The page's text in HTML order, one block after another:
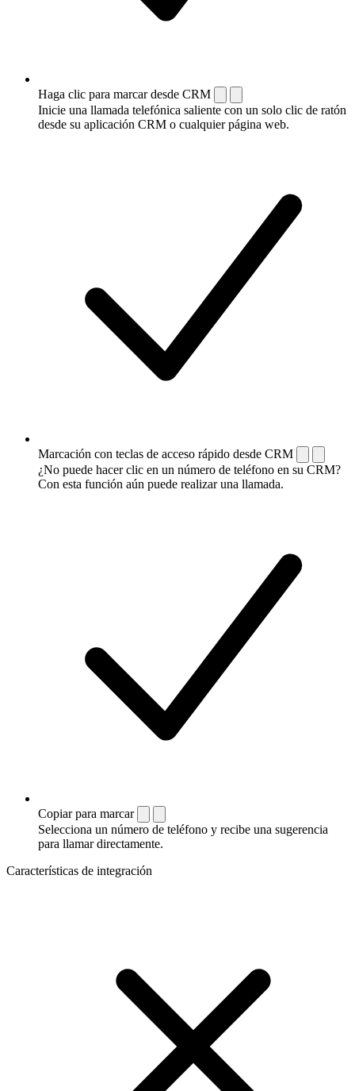
Haga clic para marcar desde CRM
Inicie una llamada telefónica saliente con un solo clic de ratón
desde su aplicación CRM o cualquier página web.
Marcación con teclas de acceso rápido desde CRM
¿No puede hacer clic en un número de teléfono en su CRM?
Con esta función aún puede realizar una llamada.
Copiar para marcar
Selecciona un número de teléfono y recibe una sugerencia
para llamar directamente.
Características de integración